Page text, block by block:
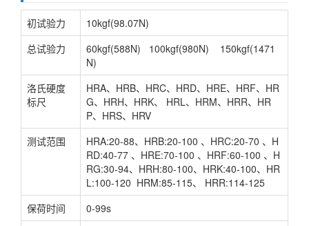
初试验力
10kgf(98.07N)
总试验力
60kgf(588N) 100kgf(980N) 150kgf(1471
N)
洛氏硬度
标尺
HRA、HRB、HRC、HRD、HRE、HRF、HR
G、HRH、HRK、 HRL、HRM、HRR、HR
P、HRS、HRV
测试范围
HRA:20-88、HRB:20-100 、HRC:20-70 、H
RD:40-77 、HRE:70-100 、HRF:60-100 、H
RG:30-94、HRH:80-100、HRK:40-100、HR
L:100-120 HRM:85-115、 HRR:114-125
保荷时间
0-99s